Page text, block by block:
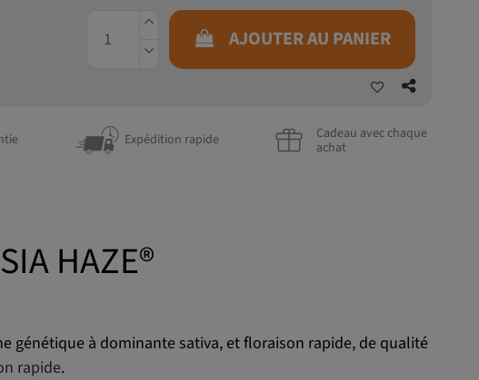
AJOUTER AU PANIER
Expédition rapide Cadeau avec chaque
achat
HAZE®
génétique à dominante sativa, et floraison rapide, de qualité
rapide.